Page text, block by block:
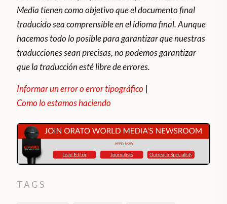
Media tienen como objetivo que el documento final
traducido sea comprensible en el idioma final. Aunque
hacemos todo lo posible para garantizar que nuestras
traducciones sean precisas, no podemos garantizar
que la traducción esté libre de errores.
Informar un error o error tipográfico |
Como lo estamos haciendo
TAGS